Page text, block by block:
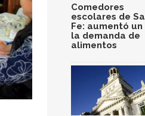
Comedores
escolares de
Fe: aumentó un
la demanda de
alimentos